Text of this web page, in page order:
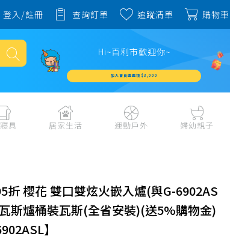
登入/註冊 查詢訂單 追蹤清單 購物車
Hi~百利市歡迎你~
加入會員週週領 $3,000
具 居家生活
餐廚
生活其他用品
成人用品🔞
運動戶外
旅行用品、行李箱、
雨具
健身、運動器材
婦幼親子
書包、兒童生活用品
外出用品
折 櫻花 雙口雙炫火嵌入爐(與G-6902AS
斯爐桶裝瓦斯(全省安裝)(送5%購物金)
】